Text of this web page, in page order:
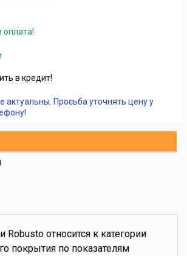
оплата!
в кредит!
актуальны. Просьба уточнять цену у
Robusto относится к категории
покрытия по показателям